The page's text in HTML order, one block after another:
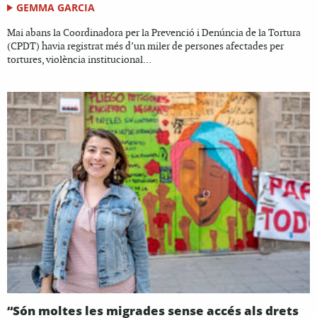
GEMMA GARCIA
Mai abans la Coordinadora per la Prevenció i Denúncia de la Tortura
(CPDT) havia registrat més d’un miler de persones afectades per
tortures, violència institucional...
“Són moltes les migrades sense accés als drets